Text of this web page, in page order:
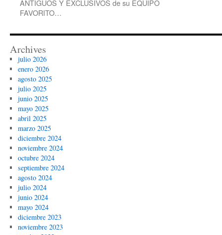
ANTIGUOS Y EXCLUSIVOS de su EQUIPO
FAVORITO…
Archives
julio 2026
enero 2026
agosto 2025
julio 2025
junio 2025
mayo 2025
abril 2025
marzo 2025
diciembre 2024
noviembre 2024
octubre 2024
septiembre 2024
agosto 2024
julio 2024
junio 2024
mayo 2024
diciembre 2023
noviembre 2023